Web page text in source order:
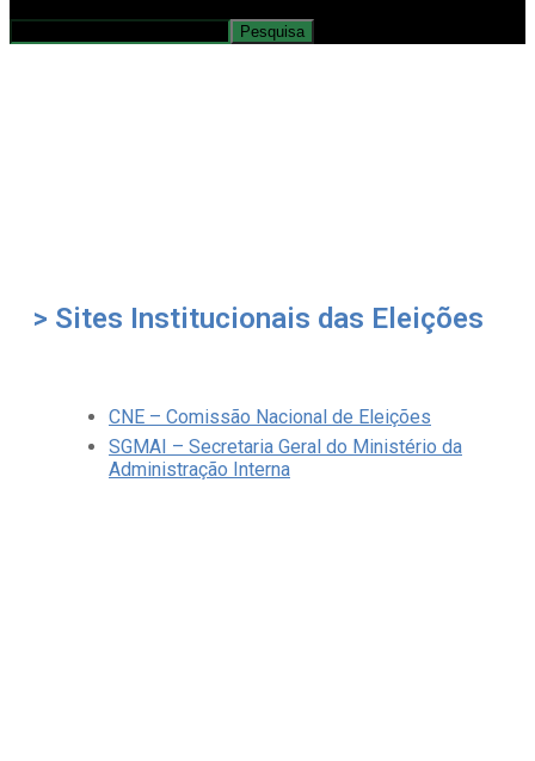
> Sites Institucionais das Eleições
CNE – Comissão Nacional de Eleições
SGMAI – Secretaria Geral do Ministério da
Administração Interna